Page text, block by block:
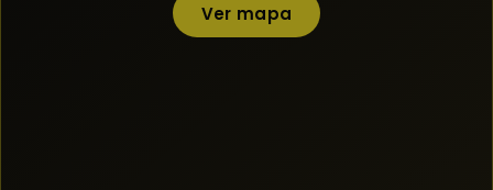
Ver mapa